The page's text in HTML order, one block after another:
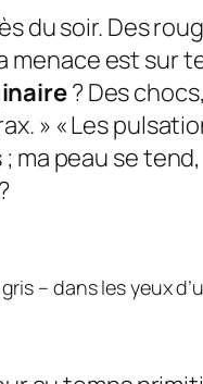
du soir. Des
menace est sur
? Des
» «Les
ma peau se
– dans les yeux